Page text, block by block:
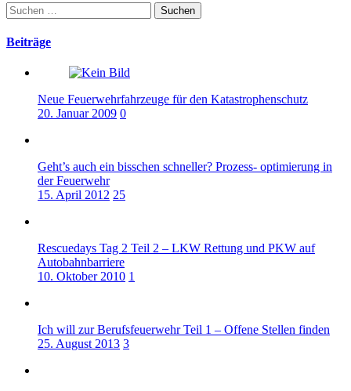
Suchen
nach:
Beiträge
Neue Feuerwehrfahrzeuge für den Katastrophenschutz
20. Januar 2009 0
Geht’s auch ein bisschen schneller? Prozess- optimierung in
der Feuerwehr
15. April 2012 25
Rescuedays Tag 2 Teil 2 – LKW Rettung und PKW auf
Autobahnbarriere
10. Oktober 2010 1
Ich will zur Berufsfeuerwehr Teil 1 – Offene Stellen finden
25. August 2013 3